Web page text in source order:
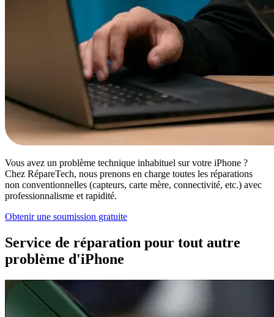
Vous avez un problème technique inhabituel sur votre iPhone ?
Chez RépareTech, nous prenons en charge toutes les réparations
non conventionnelles (capteurs, carte mère, connectivité, etc.) avec
professionnalisme et rapidité.
Obtenir une soumission gratuite
Service de réparation pour tout autre
problème d'iPhone